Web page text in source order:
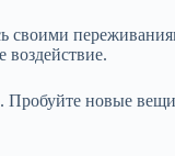
своими
воздействие.
Пробуйте новые